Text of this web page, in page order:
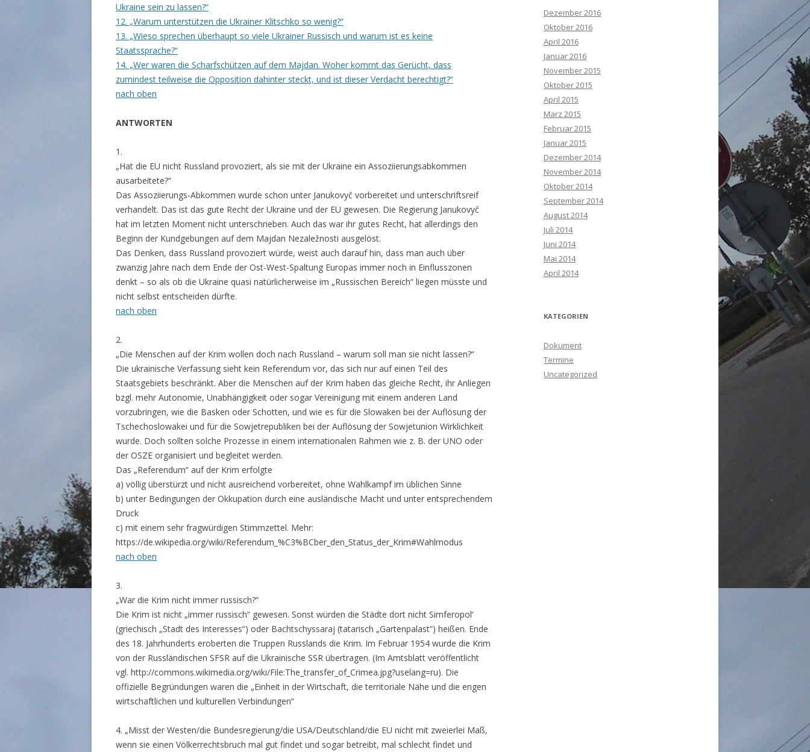
Ukraine sein zu lassen?“
12. „Warum unterstützen die Ukrainer Klitschko so wenig?“
13. „Wieso sprechen überhaupt so viele Ukrainer Russisch und warum ist es keine
Staatssprache?“
14. „Wer waren die Scharfschützen auf dem Majdan. Woher kommt das Gerücht, dass
zumindest teilweise die Opposition dahinter steckt, und ist dieser Verdacht berechtigt?“
nach oben
ANTWORTEN
1.
„Hat die EU nicht Russland provoziert, als sie mit der Ukraine ein Assoziierungsabkommen
ausarbeitete?“
Das Assoziierungs-Abkommen wurde schon unter Janukovyč vorbereitet und unterschriftsreif
verhandelt. Das ist das gute Recht der Ukraine und der EU gewesen. Die Regierung Janukovyč
hat im letzten Moment nicht unterschrieben. Auch das war ihr gutes Recht, hat allerdings den
Beginn der Kundgebungen auf dem Majdan Nezaležnosti ausgelöst.
Das Denken, dass Russland provoziert würde, weist auch darauf hin, dass man auch über
zwanzig Jahre nach dem Ende der Ost-West-Spaltung Europas immer noch in Einflusszonen
denkt – so als ob die Ukraine quasi natürlicherweise im „Russischen Bereich“ liegen müsste und
nicht selbst entscheiden dürfte.
nach oben
2.
„Die Menschen auf der Krim wollen doch nach Russland – warum soll man sie nicht lassen?“
Die ukrainische Verfassung sieht kein Referendum vor, das sich nur auf einen Teil des
Staatsgebiets beschränkt. Aber die Menschen auf der Krim haben das gleiche Recht, ihr Anliegen
bzgl. mehr Autonomie, Unabhängigkeit oder sogar Vereinigung mit einem anderen Land
vorzubringen, wie die Basken oder Schotten, und wie es für die Slowaken bei der Auflösung der
Tschechoslowakei und für die Sowjetrepubliken bei der Auflösung der Sowjetunion Wirklichkeit
wurde. Doch sollten solche Prozesse in einem internationalen Rahmen wie z. B. der UNO oder
der OSZE organisiert und begleitet werden.
Das „Referendum“ auf der Krim erfolgte
a) völlig überstürzt und nicht ausreichend vorbereitet, ohne Wahlkampf im üblichen Sinne
b) unter Bedingungen der Okkupation durch eine ausländische Macht und unter entsprechendem
Druck
c) mit einem sehr fragwürdigen Stimmzettel. Mehr:
https://de.wikipedia.org/wiki/Referendum_%C3%BCber_den_Status_der_Krim#Wahlmodus
nach oben
3.
„War die Krim nicht immer russisch?“
Die Krim ist nicht „immer russisch“ gewesen. Sonst würden die Städte dort nicht Simferopol‘
(griechisch „Stadt des Interesses“) oder Bachtschyssaraj (tatarisch „Gartenpalast“) heißen. Ende
des 18. Jahrhunderts eroberten die Truppen Russlands die Krim. Im Februar 1954 wurde die Krim
von der Russländischen SFSR auf die Ukrainische SSR übertragen. (Im Amtsblatt veröffentlicht
vgl. http://commons.wikimedia.org/wiki/File:The_transfer_of_Crimea.jpg?uselang=ru). Die
offizielle Begründungen waren die „Einheit in der Wirtschaft, die territoriale Nähe und die engen
wirtschaftlichen und kulturellen Verbindungen“
4. „Misst der Westen/die Bundesregierung/die USA/Deutschland/die EU nicht mit zweierlei Maß,
wenn sie einen Völkerrechtsbruch mal gut findet und sogar betreibt, mal schlecht findet und
Dezember 2016
Oktober 2016
April 2016
Januar 2016
November 2015
Oktober 2015
April 2015
März 2015
Februar 2015
Januar 2015
Dezember 2014
November 2014
Oktober 2014
September 2014
August 2014
Juli 2014
Juni 2014
Mai 2014
April 2014
KATEGORIEN
Dokument
Termine
Uncategorized